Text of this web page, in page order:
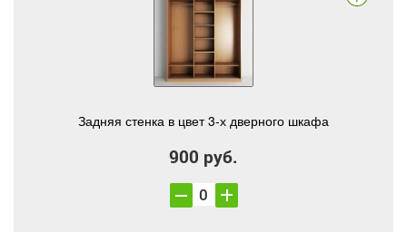
Задняя стенка в цвет 3-х дверного шкафа
900 руб.